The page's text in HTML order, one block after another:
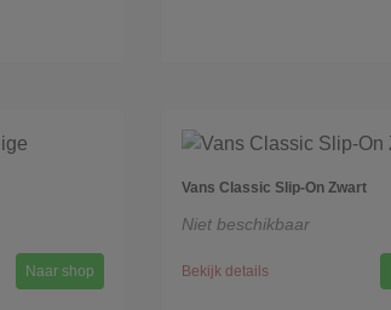
Naar shop
Vans Classic Slip-On Zwart
Niet beschikbaar
Bekijk details